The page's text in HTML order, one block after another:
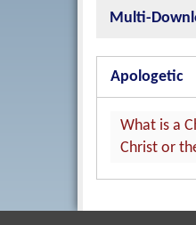
Multi-
Apologetic
What is a
Christ or